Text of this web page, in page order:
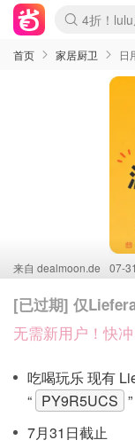
Boticinal
4折！
还没结束
Joybuy变
速领！
疑似霸哥
Zalando
Moncler
Coach
首页 家居厨卫 日
来自 dealmoon.de 07-
[已过期] 仅
无需新用户！快冲
吃喝玩乐 现有
“ PY9R5UCS ”
7月31日截止